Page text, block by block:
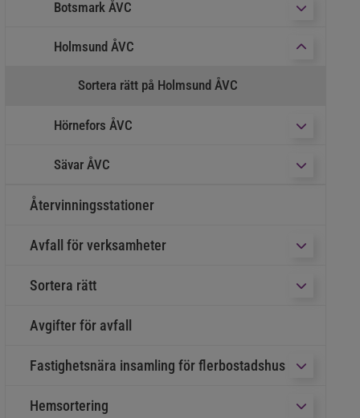
Botsmark ÅVC Undermeny
Holmsund ÅVC Undermeny
Sortera rätt på Holmsund ÅVC
Hörnefors ÅVC Undermeny
Sävar ÅVC Undermeny
Återvinningsstationer
Avfall för verksamheter Undermeny
Sortera rätt Undermeny
Avgifter för avfall
Fastighetsnära insamling för flerbostadshus Undermeny
Hemsortering Undermeny